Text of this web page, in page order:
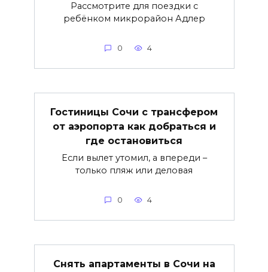
Рассмотрите для поездки с
ребёнком микрорайон Адлер
0 4
Гостиницы Сочи с трансфером
от аэропорта как добраться и
где остановиться
Если вылет утомил, а впереди –
только пляж или деловая
0 4
Снять апартаменты в Сочи на